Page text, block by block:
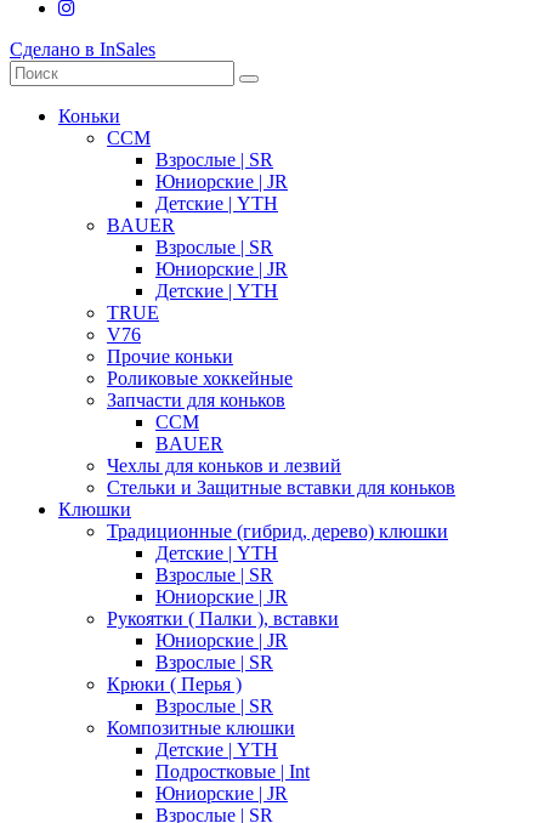
Сделано в InSales
Коньки
CCM
Взрослые | SR
Юниорские | JR
Детские | YTH
BAUER
Взрослые | SR
Юниорские | JR
Детские | YTH
TRUE
V76
Прочие коньки
Роликовые хоккейные
Запчасти для коньков
CCM
BAUER
Чехлы для коньков и лезвий
Стельки и Защитные вставки для коньков
Клюшки
Традиционные (гибрид, дерево) клюшки
Детские | YTH
Взрослые | SR
Юниорские | JR
Рукоятки ( Палки ), вставки
Юниорские | JR
Взрослые | SR
Крюки ( Перья )
Взрослые | SR
Композитные клюшки
Детские | YTH
Подростковые | Int
Юниорские | JR
Взрослые | SR